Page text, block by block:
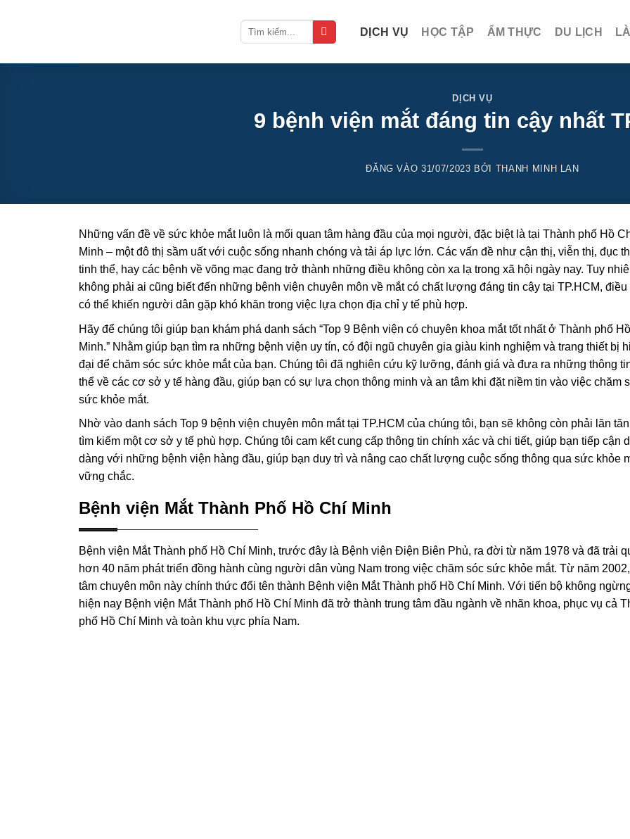
dung
DỊCH VỤ HỌC TẬP ẨM THỰC DU LỊCH
DỊCH VỤ
9 bệnh viện mắt đáng tin cậy nhất
ĐĂNG VÀO31/07/2023 BỞI THANH MINH LAN
Những vấn đề về sức khỏe mắt luôn là mối quan tâm hàng đầu của mọi người, đặc biệt là tại Thành phố Hồ
Minh – một đô thị sầm uất với cuộc sống nhanh chóng và tải áp lực lớn. Các vấn đề như cận thị, viễn thị, đục
tinh thể, hay các bệnh về võng mạc đang trở thành những điều không còn xa lạ trong xã hội ngày nay. Tuy
không phải ai cũng biết đến những bệnh viện chuyên môn về mắt có chất lượng đáng tin cậy tại TP.HCM, điều
có thể khiến người dân gặp khó khăn trong việc lựa chọn địa chỉ y tế phù hợp.
Hãy để chúng tôi giúp bạn khám phá danh sách “Top 9 Bệnh viện có chuyên khoa mắt tốt nhất ở Thành phố
Minh.” Nhằm giúp bạn tìm ra những bệnh viện uy tín, có đội ngũ chuyên gia giàu kinh nghiệm và trang thiết bị
đại để chăm sóc sức khỏe mắt của bạn. Chúng tôi đã nghiên cứu kỹ lưỡng, đánh giá và đưa ra những thông
thể về các cơ sở y tế hàng đầu, giúp bạn có sự lựa chọn thông minh và an tâm khi đặt niềm tin vào việc chăm
sức khỏe mắt.
Nhờ vào danh sách Top 9 bệnh viện chuyên môn mắt tại TP.HCM của chúng tôi, bạn sẽ không còn phải lăn
tìm kiếm một cơ sở y tế phù hợp. Chúng tôi cam kết cung cấp thông tin chính xác và chi tiết, giúp bạn tiếp cận
dàng với những bệnh viện hàng đầu, giúp bạn duy trì và nâng cao chất lượng cuộc sống thông qua sức khỏe
vững chắc.
Bệnh viện Mắt Thành Phố Hồ Chí Minh
Bệnh viện Mắt Thành phố Hồ Chí Minh, trước đây là Bệnh viện Điện Biên Phủ, ra đời từ năm 1978 và đã trải
hơn 40 năm phát triển đồng hành cùng người dân vùng Nam trong việc chăm sóc sức khỏe mắt. Từ năm
tâm chuyên môn này chính thức đổi tên thành Bệnh viện Mắt Thành phố Hồ Chí Minh. Với tiến bộ không
hiện nay Bệnh viện Mắt Thành phố Hồ Chí Minh đã trở thành trung tâm đầu ngành về nhãn khoa, phục vụ cả
phố Hồ Chí Minh và toàn khu vực phía Nam.